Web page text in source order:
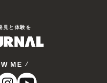
⾒と体験を
ME